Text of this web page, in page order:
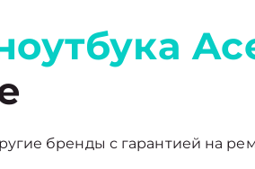
бренды с гарантией на